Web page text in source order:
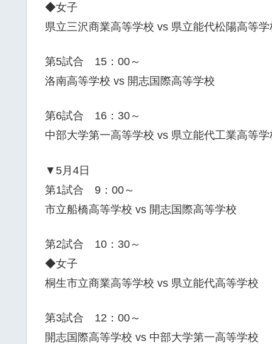
◆女子
県立三沢商業高等学校 vs 県立能代松陽高等学
第5試合 15：00～
洛南高等学校 vs 開志国際高等学校
第6試合 16：30～
中部大学第一高等学校 vs 県立能代工業高等学
▼5月4日
第1試合 9：00～
市立船橋高等学校 vs 開志国際高等学校
第2試合 10：30～
◆女子
桐生市立商業高等学校 vs 県立能代高等学校
第3試合 12：00～
開志国際高等学校 vs 中部大学第一高等学校